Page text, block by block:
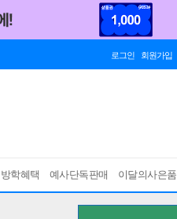
로그인 회원가입
학혜택 예사단독판매 이달의사은품